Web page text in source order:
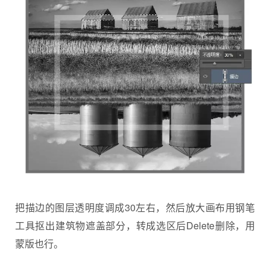
把描边的图层透明度调成30左右，然后放大画布用钢笔
工具抠出建筑物遮盖部分，转成选区后Delete删除，用
蒙版也行。